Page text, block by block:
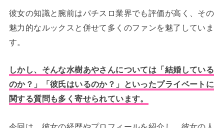
彼女の知識と腕前はパチスロ業界でも評価が高く、その
魅力的なルックスと併せて多くのファンを魅了していま
す。
しかし、そんな水樹あやさんについては「結婚している
のか？」「彼氏はいるのか？」といったプライベートに
関する質問も多く寄せられています。